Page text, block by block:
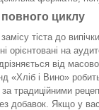
повного циклу
тіста до
орієнтовані на
від
«Хліб і Вино»
за традиційними
добавок. Якщо у